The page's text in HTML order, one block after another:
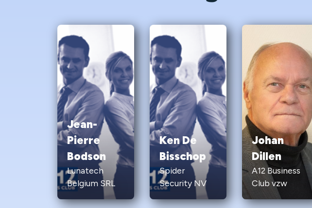
Jean-
Pierre
Bodson
Lunatech
Belgium SRL
Ken De
Bisschop
Spider
Security NV
Johan
Dillen
A12 Business
Club vzw